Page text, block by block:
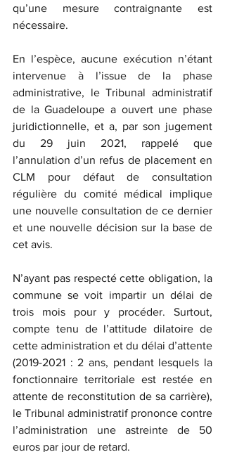
qu’une mesure contraignante est
nécessaire.
En l’espèce, aucune exécution n’étant
intervenue à l’issue de la phase
administrative, le Tribunal administratif
de la Guadeloupe a ouvert une phase
juridictionnelle, et a, par son jugement
du 29 juin 2021, rappelé que
l’annulation d’un refus de placement en
CLM pour défaut de consultation
régulière du comité médical implique
une nouvelle consultation de ce dernier
et une nouvelle décision sur la base de
cet avis.
N’ayant pas respecté cette obligation, la
commune se voit impartir un délai de
trois mois pour y procéder. Surtout,
compte tenu de l’attitude dilatoire de
cette administration et du délai d’attente
(2019-2021 : 2 ans, pendant lesquels la
fonctionnaire territoriale est restée en
attente de reconstitution de sa carrière),
le Tribunal administratif prononce contre
l’administration une astreinte de 50
euros par jour de retard.